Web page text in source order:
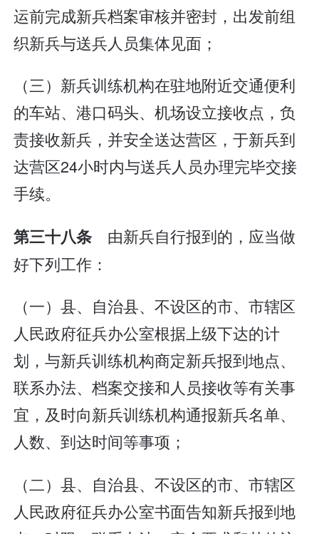
运前完成新兵档案审核并密封，出发前组
织新兵与送兵人员集体见面；
（三）新兵训练机构在驻地附近交通便利
的车站、港口码头、机场设立接收点，负
责接收新兵，并安全送达营区，于新兵到
达营区24小时内与送兵人员办理完毕交接
手续。
第三十八条 由新兵自行报到的，应当做
好下列工作：
（一）县、自治县、不设区的市、市辖区
人民政府征兵办公室根据上级下达的计
划，与新兵训练机构商定新兵报到地点、
联系办法、档案交接和人员接收等有关事
宜，及时向新兵训练机构通报新兵名单、
人数、到达时间等事项；
（二）县、自治县、不设区的市、市辖区
人民政府征兵办公室书面告知新兵报到地